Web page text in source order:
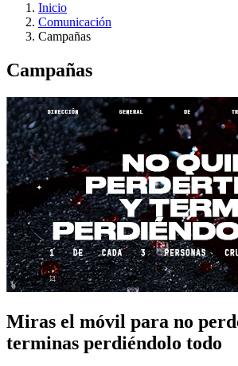
Inicio
Comunicación
Campañas
Campañas
Miras el móvil para no
terminas perdiéndolo todo